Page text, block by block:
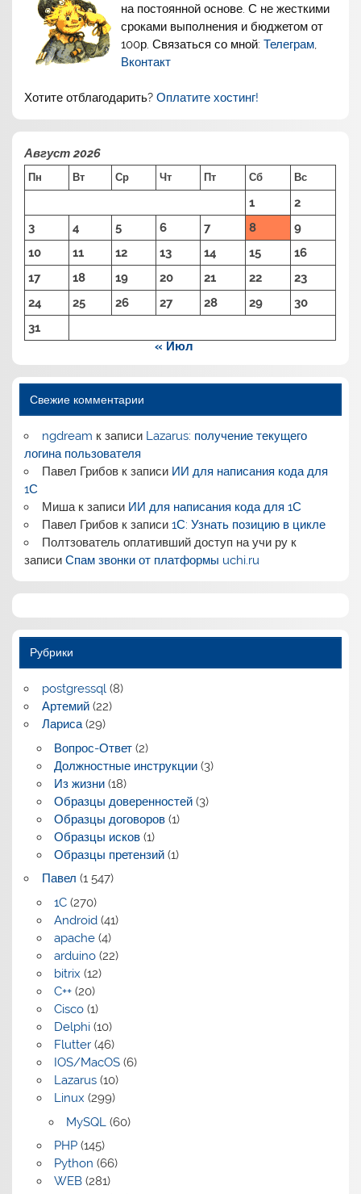
на постоянной основе. С не жесткими
сроками выполнения и бюджетом от
100р. Связаться со мной:Телеграм,
Вконтакт
Хотите отблагодарить?Оплатите хостинг!
Август 2026
Пн Вт Ср Чт Пт Сб Вс
1
2
3
4 5 6 7 8
9
10
11 12 13 14 15
16
17
18 19 20 21 22
23
24
25 26 27 28 29
30
31
« Июл
Свежие комментарии
ngdream к записи Lazarus: получение текущего
логина пользователя
Павел Грибовк записи ИИ для написания кода для
1С
Мишак записи ИИ для написания кода для 1С
Павел Грибовк записи 1С: Узнать позицию в цикле
Полтзователь оплативший доступ на учи рук
записиСпам звонки от платформы uchi.ru
Рубрики
postgressql(8)
Артемий(22)
Лариса(29)
Вопрос-Ответ(2)
Должностные инструкции(3)
Из жизни(18)
Образцы доверенностей(3)
Образцы договоров(1)
Образцы исков(1)
Образцы претензий(1)
Павел (1 547)
1C(270)
Android(41)
apache(4)
arduino(22)
bitrix (12)
C++(20)
Cisco(1)
Delphi(10)
Flutter(46)
IOS/MacOS(6)
Lazarus(10)
Linux (299)
MySQL (60)
PHP(145)
Python (66)
WEB(281)